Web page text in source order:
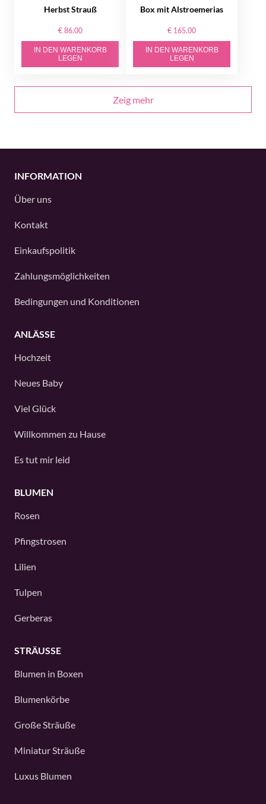
Herbst Strauß
€ 86.00
IN DEN WARENKORB
LEGEN
Box mit Alstroemerias
€ 165.00
IN DEN WARENKORB
LEGEN
Zeig mehr
INFORMATION
Über uns
Kontakt
Einkaufspolitik
Zahlungsmöglichkeiten
Bedingungen und Konditionen
ANLÄSSE
Hochzeit
Neues Baby
Viel Glück
Willkommen zu Hause
Es tut mir leid
BLUMEN
Rosen
Pfingstrosen
Lilien
Tulpen
Gerberas
STRÄUSSE
Blumen in Boxen
Blumenkörbe
Große Sträuße
Miniatur Sträuße
Luxus Blumen